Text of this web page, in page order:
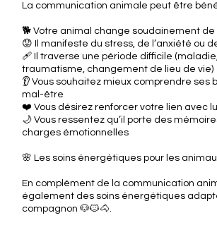
La communication animale peut être
🐕 Votre animal change soudainement
😟 Il manifeste du stress, de l’anxiété ou
🩹 Il traverse une période difficile
traumatisme, changement de lieu de vie)
👂 Vous souhaitez mieux comprendre ses
mal-être
❤️ Vous désirez renforcer votre lien avec
🌙 Vous ressentez qu’il porte des
charges émotionnelles
🌸 Les soins énergétiques pour les
En complément de la communication
également des soins énergétiques
compagnon 🐶🐱🐴.